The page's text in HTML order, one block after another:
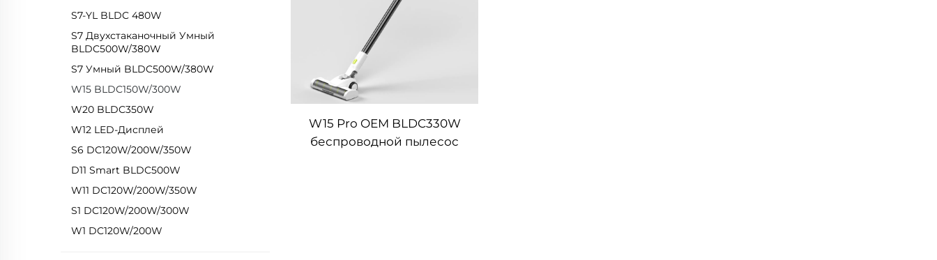
S7-YL BLDC 480W
S7 Двухстаканочный Умный
BLDC500W/380W
S7 Умный BLDC500W/380W
W15 BLDC150W/300W
W20 BLDC350W
W12 LED-Дисплей
S6 DC120W/200W/350W
D11 Smart BLDC500W
W11 DC120W/200W/350W
S1 DC120W/200W/300W
W1 DC120W/200W
W15 Pro OEM BLDC330W
беспроводной пылесос